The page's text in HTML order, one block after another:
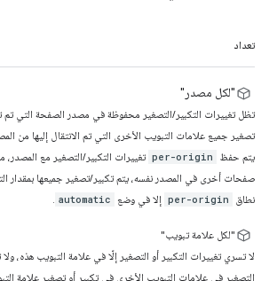
تعداد
"لكل مصدر"
تظل تغييرات التكبير/التصغير محفوظة في مصدر الصفحة التي تم
تصغير جميع علامات التبويب الأخرى التي تم الانتقال إليها من
يتم حفظ
per-origin تغييرات التكبير/التصغير مع المصدر،
صفحات أخرى في المصدر نفسه، يتم تكبير/تصغير جميعها بمقدار
نطاق
per-origin إلا في وضع automatic
.
"لكل علامة تبويب"
لا تسري تغييرات التكبير أو التصغير إلّا في علامة التبويب هذه، ولا
التصغير في علامات التبويب الأخرى في تكبير أو تصغير علامة